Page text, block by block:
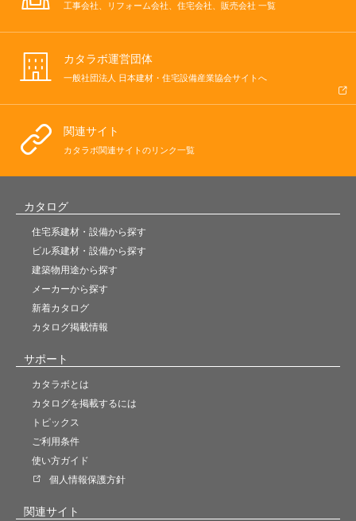
工事会社、リフォーム会社、住宅会社、販売会社 一覧
カタラボ運営団体
一般社団法人 日本建材・住宅設備産業協会サイトへ
関連サイト
カタラボ関連サイトのリンク一覧
カタログ
住宅系建材・設備から探す
ビル系建材・設備から探す
建築物用途から探す
メーカーから探す
新着カタログ
カタログ掲載情報
サポート
カタラボとは
カタログを掲載するには
トピックス
ご利用条件
使い方ガイド
個人情報保護方針
関連サイト